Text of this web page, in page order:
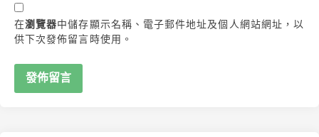
在瀏覽器中儲存顯示名稱、電子郵件地址及個人網站網址，以
供下次發佈留言時使用。